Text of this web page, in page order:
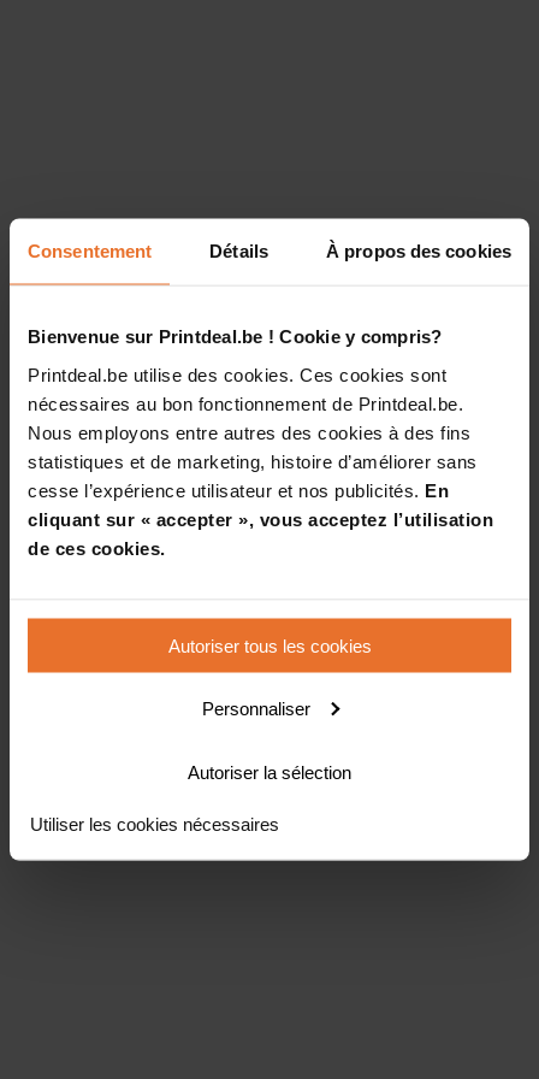
Consentement Détails À propos des cookies
Bienvenue sur Printdeal.be ! Cookie y compris?
Printdeal.be utilise des cookies. Ces cookies sont
nécessaires au bon fonctionnement de Printdeal.be.
Nous employons entre autres des cookies à des fins
statistiques et de marketing, histoire d’améliorer sans
cesse l’expérience utilisateur et nos publicités. En
cliquant sur « accepter », vous acceptez l’utilisation
de ces cookies.
Autoriser tous les cookies
Personnaliser
Autoriser la sélection
Utiliser les cookies nécessaires